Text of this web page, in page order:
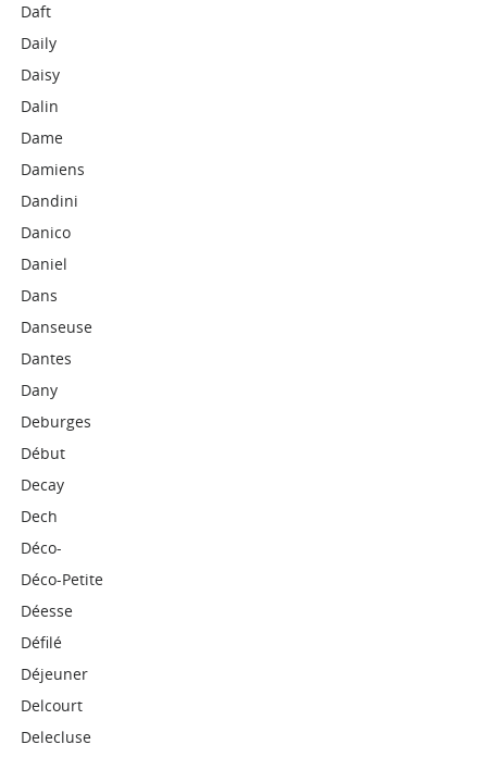
Daft
Daily
Daisy
Dalin
Dame
Damiens
Dandini
Danico
Daniel
Dans
Danseuse
Dantes
Dany
Deburges
Début
Decay
Dech
Déco-
Déco-Petite
Déesse
Défilé
Déjeuner
Delcourt
Delecluse